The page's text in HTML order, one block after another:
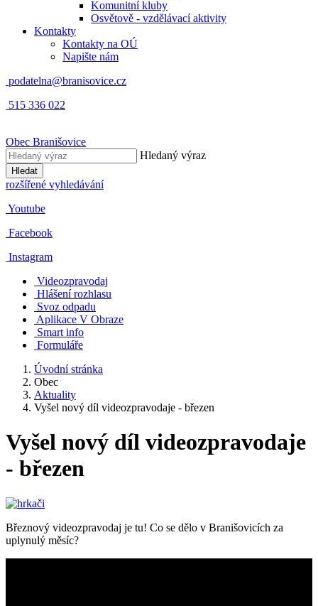
Komunitní kluby
Osvětově - vzdělávací aktivity
Kontakty
Kontakty na OÚ
Napište nám
podatelna@branisovice.cz
515 336 022
Obec Branišovice
Hledaný výraz
Hledat
rozšířené vyhledávání
Youtube
Facebook
Instagram
Videozpravodaj
Hlášení rozhlasu
Svoz odpadu
Aplikace V Obraze
Smart info
Formuláře
Úvodní stránka
Obec
Aktuality
Vyšel nový díl videozpravodaje - březen
Vyšel nový díl videozpravodaje
- březen
Březnový videozpravodaj je tu! Co se dělo v Branišovicích za
uplynulý měsíc?